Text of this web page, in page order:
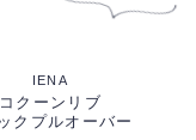
IENA
コクーンリブ
クプルオーバー